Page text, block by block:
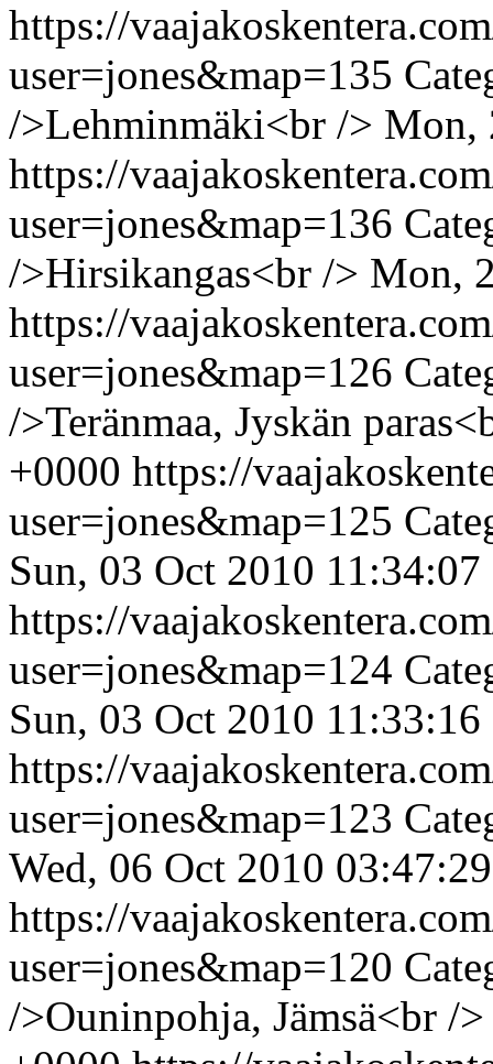
https://
user=jones&map=135
/>Lehminmäki<br /> Mon,
https://
user=jones&map=136
/>Hirsikangas<br /> Mon,
https://
user=jones&map=126
/>Teränmaa, Jyskän
+0000 https://
user=jones&map=125
Sun, 03 Oct 2010
https://
user=jones&map=124
Sun, 03 Oct 2010
https://
user=jones&map=123
Wed, 06 Oct 2010
https://
user=jones&map=120
/>Ouninpohja, Jämsä<br />